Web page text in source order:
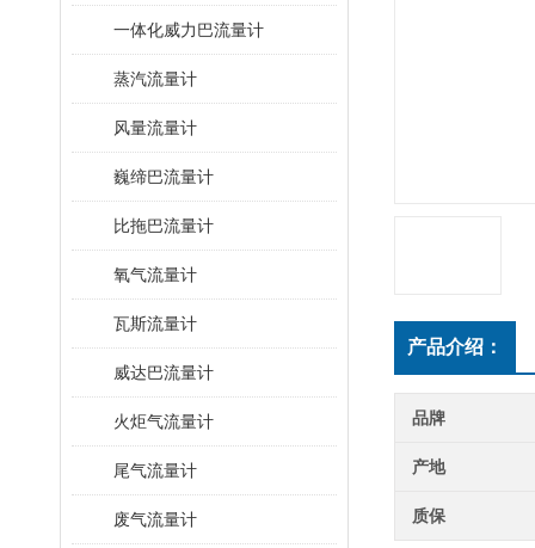
一体化威力巴流量计
蒸汽流量计
风量流量计
巍缔巴流量计
比拖巴流量计
氧气流量计
瓦斯流量计
威达巴流量计
火炬气流量计
尾气流量计
废气流量计
产品介绍：
品牌
产地
质保